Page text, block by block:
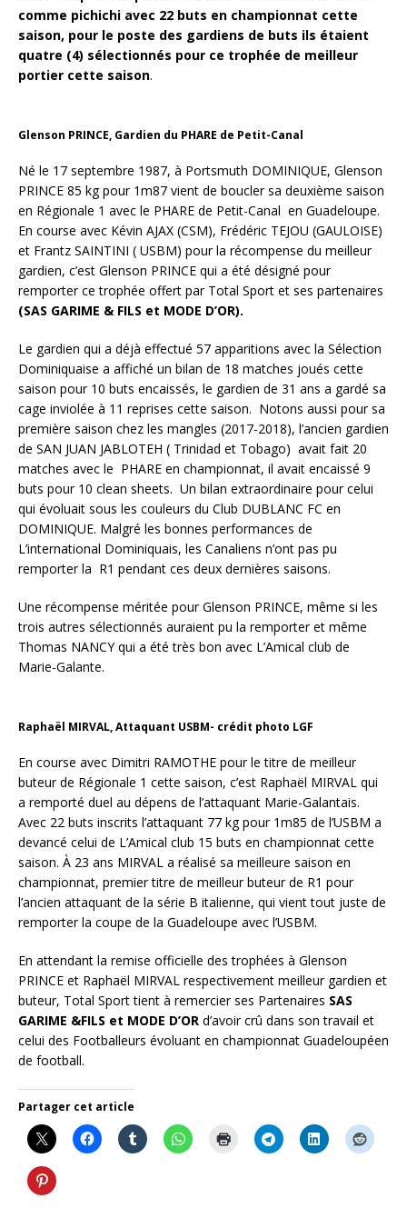
comme pichichi avec 22 buts en championnat cette
saison, pour le poste des gardiens de buts ils étaient
quatre (4) sélectionnés pour ce trophée de meilleur
portier cette saison.
Glenson PRINCE, Gardien du PHARE de Petit-Canal
Né le 17 septembre 1987, à Portsmuth DOMINIQUE, Glenson
PRINCE 85 kg pour 1m87 vient de boucler sa deuxième saison
en Régionale 1 avec le PHARE de Petit-Canal en Guadeloupe.
En course avec Kévin AJAX (CSM), Frédéric TEJOU (GAULOISE)
et Frantz SAINTINI ( USBM) pour la récompense du meilleur
gardien, c’est Glenson PRINCE qui a été désigné pour
remporter ce trophée offert par Total Sport et ses partenaires
(SAS GARIME & FILS et MODE D’OR).
Le gardien qui a déjà effectué 57 apparitions avec la Sélection
Dominiquaise a affiché un bilan de 18 matches joués cette
saison pour 10 buts encaissés, le gardien de 31 ans a gardé sa
cage inviolée à 11 reprises cette saison. Notons aussi pour sa
première saison chez les mangles (2017-2018), l’ancien gardien
de SAN JUAN JABLOTEH ( Trinidad et Tobago) avait fait 20
matches avec le PHARE en championnat, il avait encaissé 9
buts pour 10 clean sheets. Un bilan extraordinaire pour celui
qui évoluait sous les couleurs du Club DUBLANC FC en
DOMINIQUE. Malgré les bonnes performances de
L’international Dominiquais, les Canaliens n’ont pas pu
remporter la R1 pendant ces deux dernières saisons.
Une récompense méritée pour Glenson PRINCE, même si les
trois autres sélectionnés auraient pu la remporter et même
Thomas NANCY qui a été très bon avec L’Amical club de
Marie-Galante.
Raphaël MIRVAL, Attaquant USBM- crédit photo LGF
En course avec Dimitri RAMOTHE pour le titre de meilleur
buteur de Régionale 1 cette saison, c’est Raphaël MIRVAL qui
a remporté duel au dépens de l’attaquant Marie-Galantais.
Avec 22 buts inscrits l’attaquant 77 kg pour 1m85 de l’USBM a
devancé celui de L’Amical club 15 buts en championnat cette
saison. À 23 ans MIRVAL a réalisé sa meilleure saison en
championnat, premier titre de meilleur buteur de R1 pour
l’ancien attaquant de la série B italienne, qui vient tout juste de
remporter la coupe de la Guadeloupe avec l’USBM.
En attendant la remise officielle des trophées à Glenson
PRINCE et Raphaël MIRVAL respectivement meilleur gardien et
buteur, Total Sport tient à remercier ses Partenaires SAS
GARIME &FILS et MODE D’OR d’avoir crû dans son travail et
celui des Footballeurs évoluant en championnat Guadeloupéen
de football.
Partager cet article